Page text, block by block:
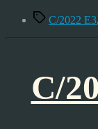
Schlagwörter
C/2022 E3,
C/